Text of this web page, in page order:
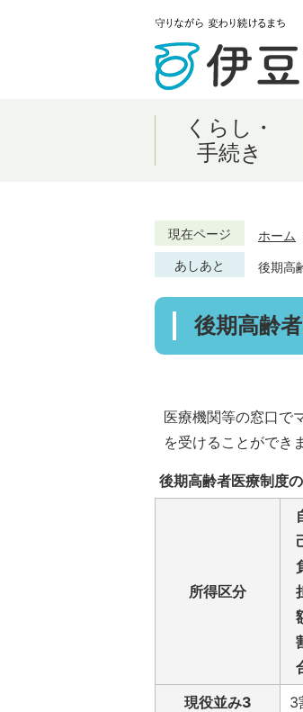
くらし・
手続き
現在ページ ホーム
あしあと
後期高
後期高齢
医療機関等の窓口で
を受けることができ
後期高齢者医療制度
所得区分
現役並み3 3